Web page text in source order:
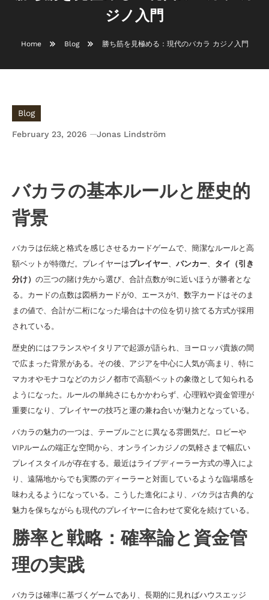
ジノ入門
Home Blog 勝ち筋を見極める：現代のバカラ カジノ入門
Blog
February 23, 2026 Jonas Lindström
バカラの基本ルールと歴史的
背景
バカラは伝統と格式を感じさせるカードゲームで、簡潔なルールと高
額ベットが特徴だ。プレイヤーはプレイヤー、 バンカー、 タイ（引き
分け） の三つの賭け先から選び、合計点数が9に近いほうが勝者とな
る。カードの点数は図柄カードが0、エースが1、数字カードはそのま
まの値で、合計が二桁になった場合は十の位を切り捨てる方式が採用
されている。
歴史的にはフランスやイタリアで起源が語られ、ヨーロッパ貴族の間
で広まった背景がある。その後、アジアを中心に人気が高まり、特に
マカオやモナコなどのカジノ都市で高額ベットの象徴として知られる
ようになった。ルールの単純さにもかかわらず、心理戦や資金管理が
重要になり、プレイヤーの技巧と運の兼ね合いが魅力となっている。
バカラの魅力の一つは、テーブルごとに異なる雰囲気だ。ロビーや
VIPルームの端正な空間から、オンラインカジノの気軽さまで幅広い
プレイスタイルが存在する。最近はライブディーラー方式の導入によ
り、遠隔地からでも実際のディーラーと対面しているような臨場感を
味わえるようになっている。こうした進化により、 バカラは古典的な
魅力を保ちながらも現代のプレイヤーに合わせて変化を続けている。
勝率と戦略：確率論と資金管
理の実践
バカラは確率に基づくゲームであり、長期的に見ればハウスエッジ